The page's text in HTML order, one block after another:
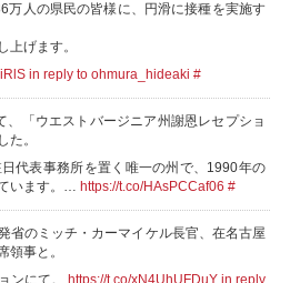
万人の県民の皆様に、円滑に接種を実施す
上げます。
in reply to ohmura_hideaki #
「ウエストバージニア州謝恩レセプショ
た。
代表事務所を置く唯一の州で、1990年の
います。… https://t.co/HAsPCCaf06 #
のミッチ・カーマイケル長官、在名古屋
領事と。
ンにて。
https://t.co/xN4UhUFDuY in reply